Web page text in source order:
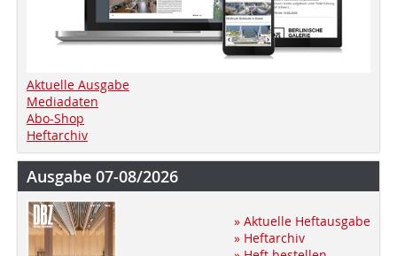
Aktuelle Ausgabe
Mediadaten
Abo-Shop
Heftarchiv
Ausgabe 07-08/2026
» Aktuelle Heftausgabe
» Heftarchiv